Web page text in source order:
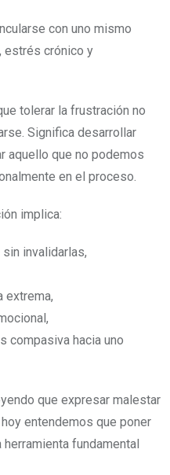
con uno mismo
estrés crónico y
tolerar la frustración no
Significa desarrollar
aquello que no podemos
en el proceso.
implica:
invalidarlas,
extrema,
compasiva hacia uno
que expresar malestar
entendemos que poner
fundamental